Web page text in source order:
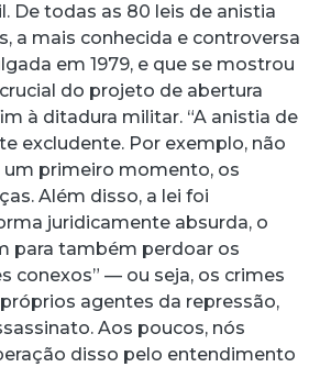
De todas as 80 leis de anistia
a mais conhecida e controversa
em 1979, e que se mostrou
do projeto de abertura
à ditadura militar. “A anistia de
excludente. Por exemplo, não
primeiro momento, os
Além disso, a lei foi
juridicamente absurda, o
para também perdoar os
conexos” — ou seja, os crimes
agentes da repressão,
Aos poucos, nós
disso pelo entendimento